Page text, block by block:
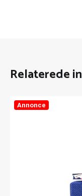
Relaterede
Annonce